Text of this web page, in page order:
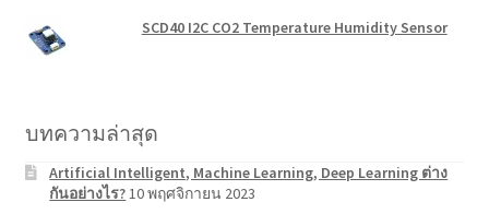
SCD40 I2C CO2 Temperature Humidity Sensor
บทความล่าสุด
Artificial Intelligent, Machine Learning, Deep Learning ต่าง
กันอย่างไร?10 พฤศจิกายน 2023